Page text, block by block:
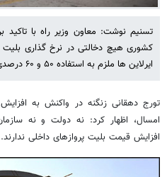
تسنیم نوشت: معاون وزیر راه با تاکید
ایرلاین ها ملزم به استفاده ۵۰ و ۶۰ درصدی ظرفیت هواپیما هستند.
تورج دهقانی زنگنه در واکنش به
امسال، اظهار کرد: نه دولت و نه
افزایش قیمت بلیت پروازهای داخلی ندارند.